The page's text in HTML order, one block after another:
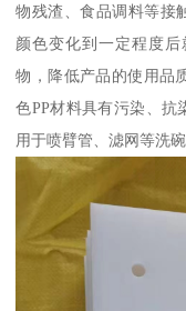
物残渣、食品调料等接
颜色变化到一定程度
物，降低产品的使用品
色PP材料具有污染、抗
用于喷臂管、滤网等洗碗